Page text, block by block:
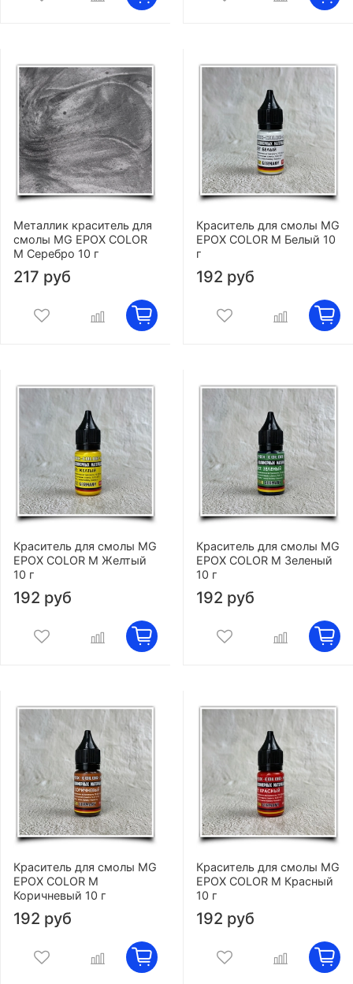
Металлик краситель для
смолы MG EPOX COLOR
M Серебро 10 г
217 руб
Краситель для смолы MG
EPOX COLOR M Белый 10
г
192 руб
Краситель для смолы MG
EPOX COLOR M Желтый
10 г
192 руб
Краситель для смолы MG
EPOX COLOR M Зеленый
10 г
192 руб
Краситель для смолы MG
EPOX COLOR M
Коричневый 10 г
192 руб
Краситель для смолы MG
EPOX COLOR M Красный
10 г
192 руб